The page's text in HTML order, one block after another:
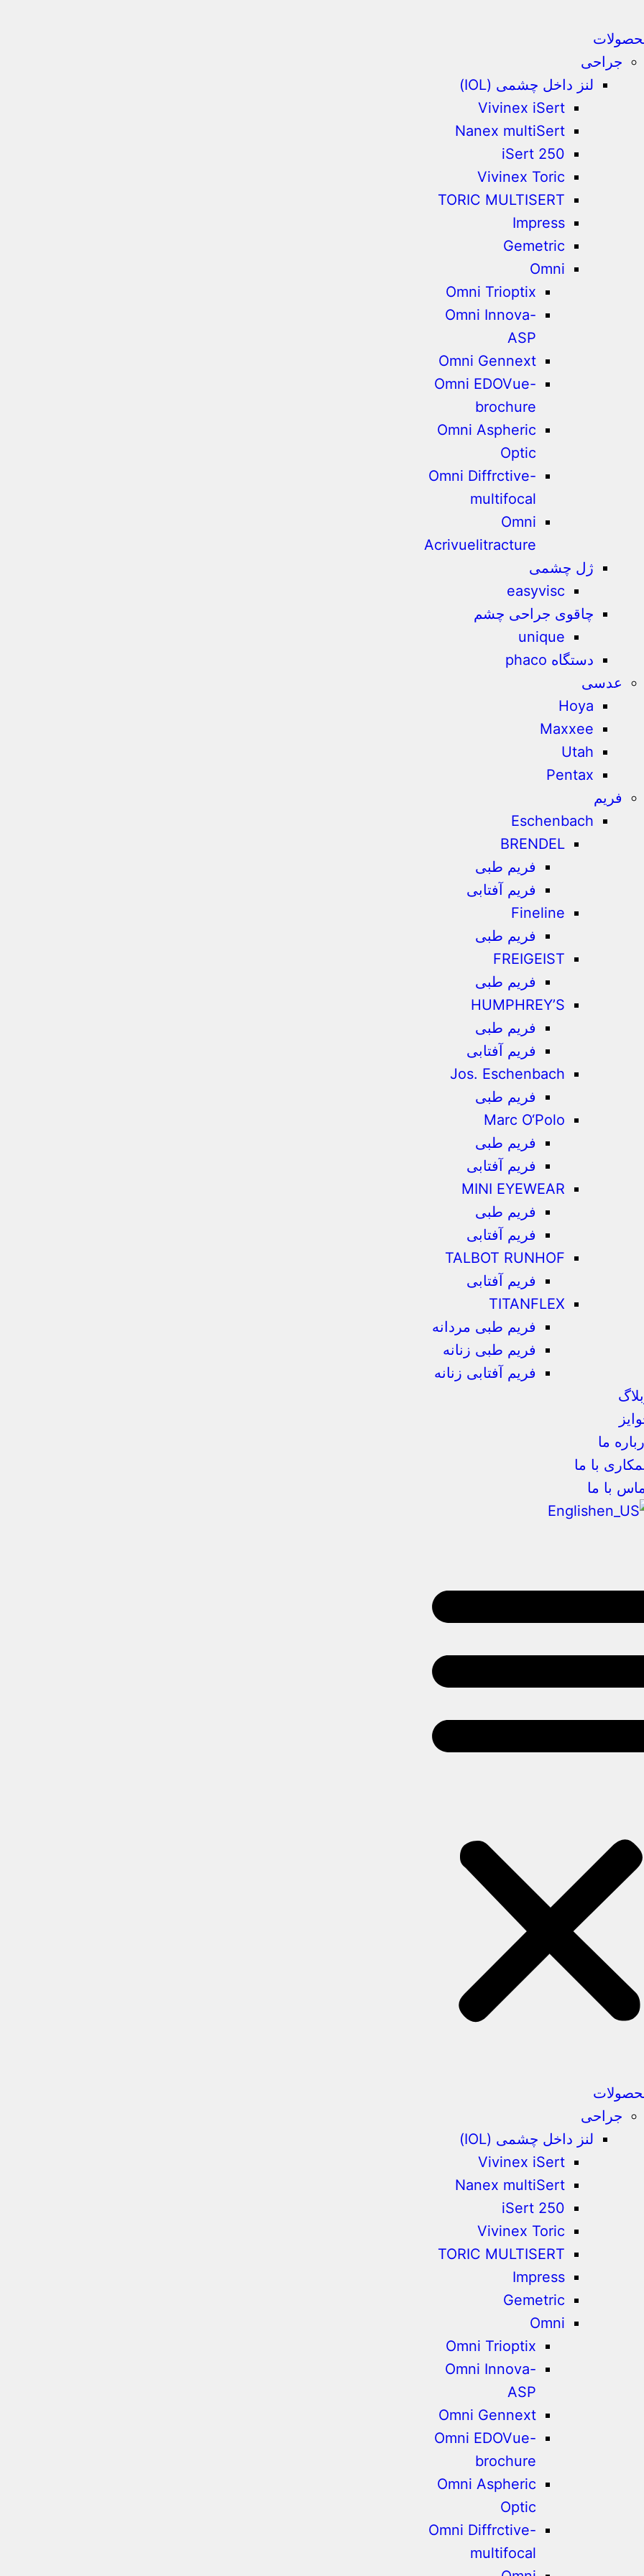
جراحی
لنز داخل چشمی (IOL)
Vivinex iSert
Nanex multiSert
iSert 250
Vivinex Toric
TORIC MULTISERT
Impress
Gemetric
Omni
Omni Trioptix
Omni Innova-
ASP
Omni Gennext
Omni EDOVue-
brochure
Omni Aspheric
Optic
Omni Diffrctive-
multifocal
Omni
Acrivuelitracture
ژل چشمی
easyvisc
چاقوی جراحی چشم
unique
دستگاه phaco
عدسی
Hoya
Maxxee
Utah
Pentax
فریم
Eschenbach
BRENDEL
فریم طبی
فریم آفتابی
Fineline
فریم طبی
FREIGEIST
فریم طبی
HUMPHREY’S
فریم طبی
فریم آفتابی
Jos. Eschenbach
فریم طبی
Marc O‘Polo
فریم طبی
فریم آفتابی
MINI EYEWEAR
فریم طبی
فریم آفتابی
TALBOT RUNHOF
فریم آفتابی
TITANFLEX
فریم طبی مردانه
فریم طبی زنانه
فریم آفتابی زنانه
ما
با ما
با ما
English
جراحی
لنز داخل چشمی (IOL)
Vivinex iSert
Nanex multiSert
iSert 250
Vivinex Toric
TORIC MULTISERT
Impress
Gemetric
Omni
Omni Trioptix
Omni Innova-
ASP
Omni Gennext
Omni EDOVue-
brochure
Omni Aspheric
Optic
Omni Diffrctive-
multifocal